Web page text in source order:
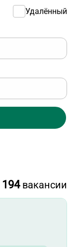
Удалённый
194вакансии